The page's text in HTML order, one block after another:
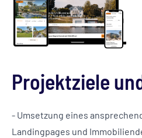
Projektziele
- Umsetzung eines
Landingpages und